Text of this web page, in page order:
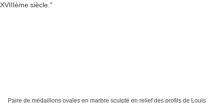
Paire de médaillons ovales en marbre sculpté en relief des profils de Louis